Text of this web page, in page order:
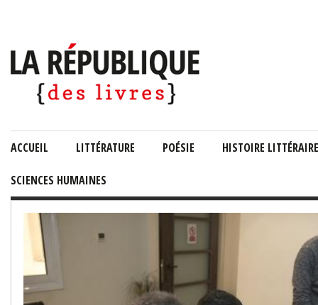
ACCUEIL LITTÉRATURE POÉSIE HISTOIRE LITTÉRAIRE
SCIENCES HUMAINES